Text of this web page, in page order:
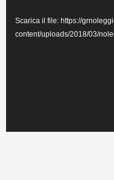
Scarica il file: https://
content/uploads/2018/03/